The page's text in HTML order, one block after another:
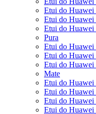
Etui do Huawei
Etui do Huawei
Etui do Huawei
Pura
Etui do Huawei
Etui do Huawei
Etui do Huawei
Mate
Etui do Huawei
Etui do Huawei
Etui do Huawei
Etui do